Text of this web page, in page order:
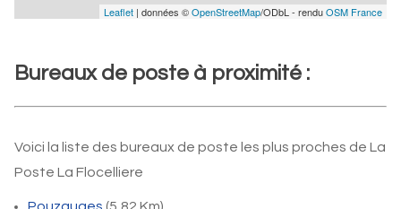
Leaflet | données ©OpenStreetMap/ODbL - renduOSM France
Bureaux de poste à proximité :
Voici la liste des bureaux de poste les plus proches de La
Poste La Flocelliere